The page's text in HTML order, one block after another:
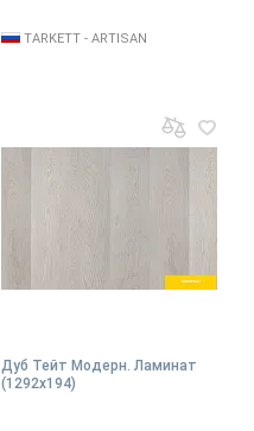
TARKETT - ARTISAN
Дуб Тейт Модерн. Ламинат
(1292х194)